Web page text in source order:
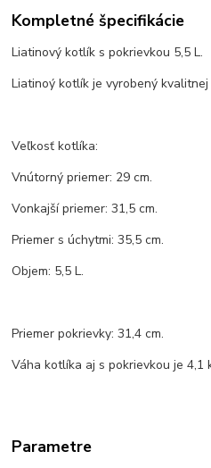
Kompletné špecifikácie
Liatinový kotlík s pokrievkou 5,5 L.
Liatinoý kotlík je vyrobený
Veľkosť kotlíka:
Vnútorný priemer: 29 cm.
Vonkajší priemer: 31,5 cm.
Priemer s úchytmi: 35,5 cm.
Objem: 5,5 L.
Priemer pokrievky: 31,4 cm.
Váha kotlíka aj s pokrievkou je 4,1
Parametre